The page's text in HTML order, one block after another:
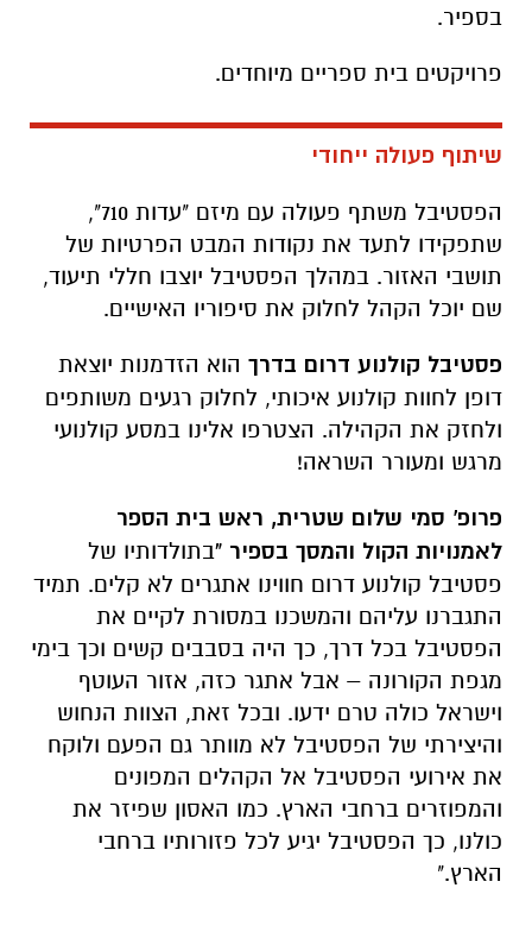
בספיר.
פרויקטים בית ספריים מיוחדים.
שיתוף פעולה ייחודי
הפסטיבל משתף פעולה עם מיזם "עדות 710",
שתפקידו לתעד את נקודות המבט הפרטיות של
תושבי האזור. במהלך הפסטיבל יוצבו חללי תיעוד,
שם יוכל הקהל לחלוק את סיפוריו האישיים.
פסטיבל קולנוע דרום בדרך הוא הזדמנות יוצאת
דופן לחוות קולנוע איכותי, לחלוק רגעים משותפים
ולחזק את הקהילה. הצטרפו אלינו במסע קולנועי
מרגש ומעורר השראה!
פרופ' סמי שלום שטרית, ראש בית הספר
לאמנויות הקול והמסך בספיר "בתולדותיו של
פסטיבל קולנוע דרום חווינו אתגרים לא קלים. תמיד
התגברנו עליהם והמשכנו במסורת לקיים את
הפסטיבל בכל דרך, כך היה בסבבים קשים וכך בימי
מגפת הקורונה – אבל אתגר כזה, אזור העוטף
וישראל כולה טרם ידעו. ובכל זאת, הצוות הנחוש
והיצירתי של הפסטיבל לא מוותר גם הפעם ולוקח
את אירועי הפסטיבל אל הקהלים המפונים
והמפוזרים ברחבי הארץ. כמו האסון שפיזר את
כולנו, כך הפסטיבל יגיע לכל פזורותיו ברחבי
הארץ."